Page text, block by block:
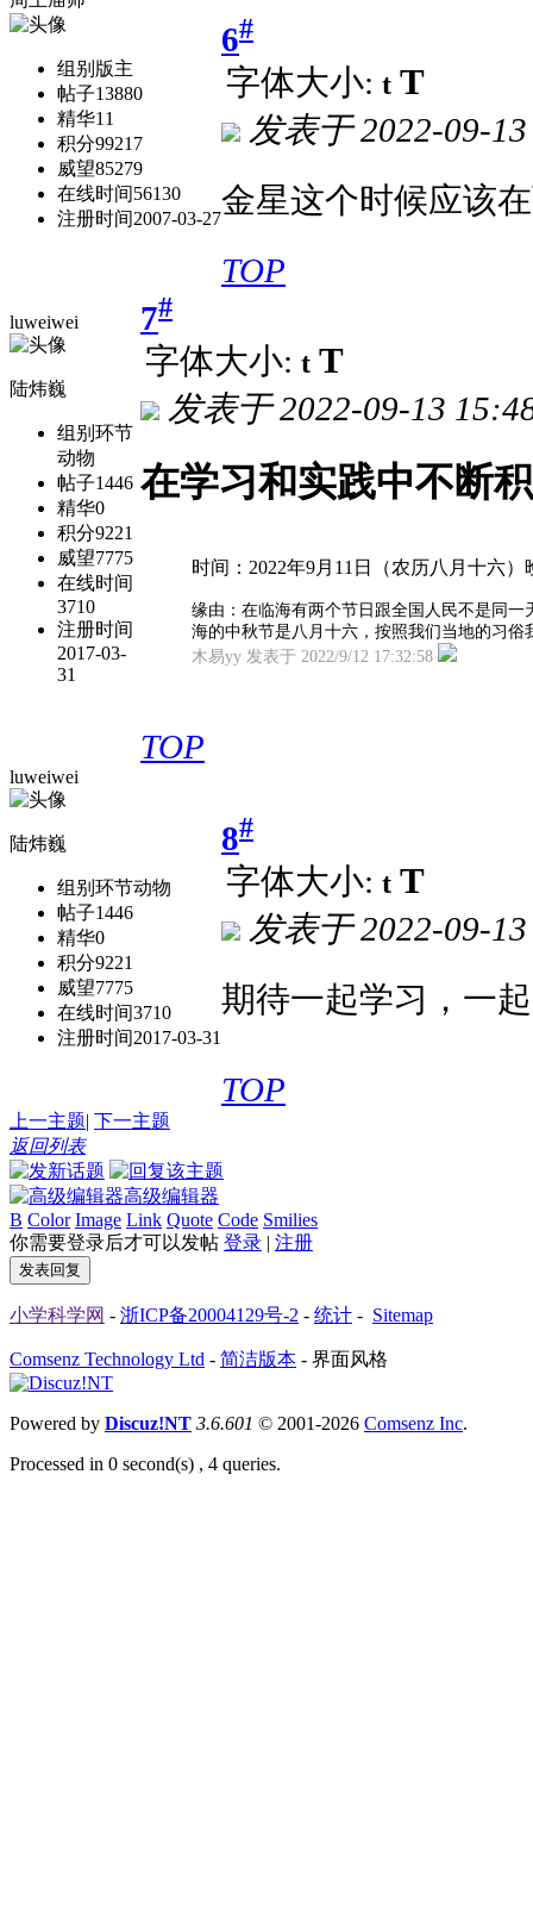
组别 版主
帖子13880
精华11
积分99217
威望85279
在线时间56130
注册时间2007-03-27
6#
字体大小: t T
发表于2022-09-
金星这个时候应该
TOP
luweiwei
陆炜巍
组别 环节
动物
帖子1446
精华0
积分9221
威望7775
在线时间
3710
注册时间
2017-03-
31
7#
字体大小: t T
发表于2022-09-13
在学习和实践中不断
时间：2022年9月11日（农历八月十六
缘由：在临海有两个节日跟全国人民不是同
海的中秋节是八月十六，按照我们当地的习
木易yy 发表于 2022/9/12 17:32:58
TOP
luweiwei
陆炜巍
组别 环节动物
帖子1446
精华0
积分9221
威望7775
在线时间3710
注册时间2017-03-31
8#
字体大小: t T
发表于2022-09-
期待一起学习，一
TOP
上一主题| 下一主题
返回列表
高级编辑器
B Color Image Link Quote Code Smilies
你需要登录后才可以发帖 登录 | 注册
发表回复
小学科学网 - 浙ICP备20004129号-2 - 统计 - Sitemap
Comsenz Technology Ltd - 简洁版本 - 界面风格
Powered by Discuz!NT 3.6.601 © 2001-2026 Comsenz Inc.
Processed in 0 second(s) , 4 queries.